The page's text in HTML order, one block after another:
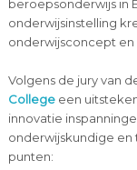
beroepsonderwijs in
onderwijsinstelling
onderwijsconcept en
Volgens de jury van
Collegeeen
innovatie
onderwijskundige en
punten: